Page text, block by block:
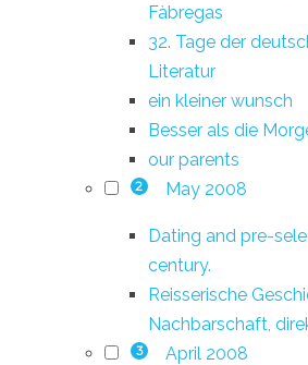
Fàbregas
32. Tage der
Literatur
ein kleiner wunsch
Besser als die
our parents
2 May 2008
Dating and pre-
century.
Reisserische
Nachbarschaft,
3 April 2008